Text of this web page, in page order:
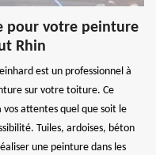
pour votre peinture
Rhin
est un professionnel à
sur votre toiture. Ce
attentes quel que soit le
Tuiles, ardoises, béton
une peinture dans les